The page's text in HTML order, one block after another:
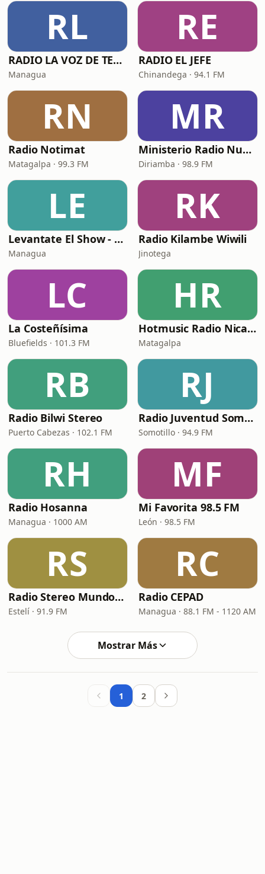
RL
RADIO LA VOZ DE TERESA
Managua
RE
RADIO EL JEFE
Chinandega · 94.1 FM
RN
Radio Notimat
Matagalpa · 99.3 FM
MR
Ministerio Radio Nuevo Tiempo
Diriamba · 98.9 FM
LE
Levantate El Show - Añoranzas Radio
Managua
RK
Radio Kilambe Wiwili
Jinotega
LC
La Costeñísima
Bluefields · 101.3 FM
HR
Hotmusic Radio Nicaragua
Matagalpa
RB
Radio Bilwi Stereo
Puerto Cabezas · 102.1 FM
RJ
Radio Juventud Somotillo
Somotillo · 94.9 FM
RH
Radio Hosanna
Managua · 1000 AM
MF
Mi Favorita 98.5 FM
León · 98.5 FM
RS
Radio Stereo Mundo 91.9 FM
Estelí · 91.9 FM
RC
Radio CEPAD
Managua · 88.1 FM - 1120 AM
Mostrar Más
1 2